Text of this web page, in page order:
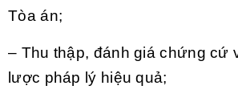
Tòa án;
– Thu thập, đánh giá chứng cứ
lược pháp lý hiệu quả;